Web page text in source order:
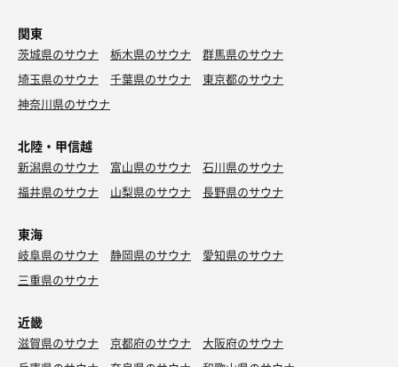
関東
茨城県のサウナ 栃木県のサウナ
群馬県のサウナ
埼玉県のサウナ
千葉県のサウナ
東京都のサウナ
神奈川県のサウナ
北陸・甲信越
新潟県のサウナ 富山県のサウナ
石川県のサウナ
福井県のサウナ
山梨県のサウナ 長野県のサウナ
東海
岐阜県のサウナ 静岡県のサウナ
愛知県のサウナ
三重県のサウナ
近畿
滋賀県のサウナ 京都府のサウナ
大阪府のサウナ